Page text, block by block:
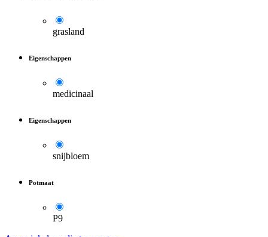
grasland
Eigenschappen
medicinaal
Eigenschappen
snijbloem
Potmaat
P9